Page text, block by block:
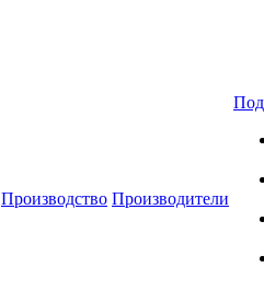
Производство Производители